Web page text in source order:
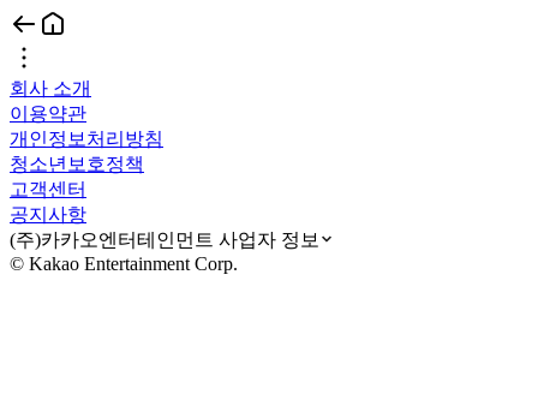
회사 소개
이용약관
개인정보처리방침
청소년보호정책
고객센터
공지사항
(주)카카오엔터테인먼트 사업자 정보
© Kakao Entertainment Corp.